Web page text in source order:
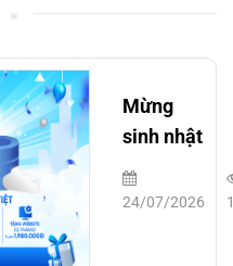
Mừng
sinh nhật
BKNS 16
tuổi
24/07/2026